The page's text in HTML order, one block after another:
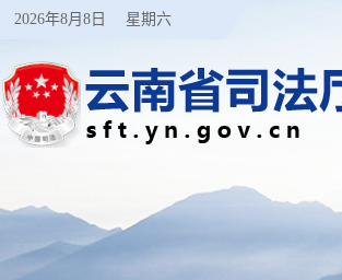
2026年8月8日 星期六